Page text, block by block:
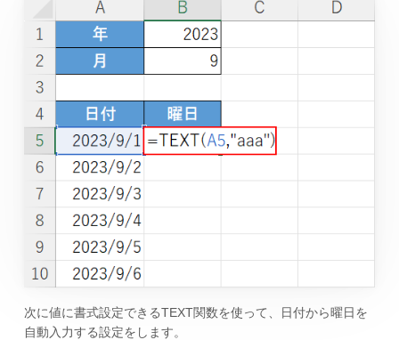
次に値に書式設定できるTEXT関数を使って、日付から曜日を
自動入力する設定をします。